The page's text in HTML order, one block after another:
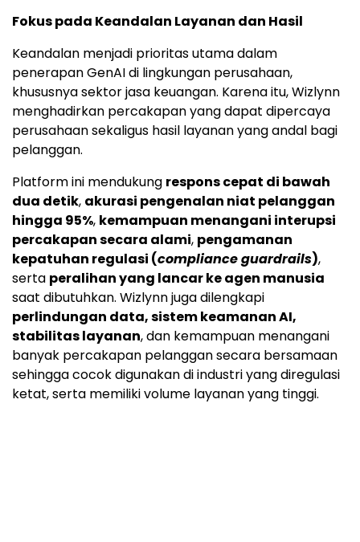
Fokus pada Keandalan Layanan dan Hasil
Keandalan menjadi prioritas utama dalam
penerapan GenAI di lingkungan perusahaan,
khususnya sektor jasa keuangan. Karena itu, Wizlynn
menghadirkan percakapan yang dapat dipercaya
perusahaan sekaligus hasil layanan yang andal bagi
pelanggan.
Platform ini mendukung respons cepat di bawah
dua detik, akurasi pengenalan niat pelanggan
hingga 95%, kemampuan menangani interupsi
percakapan secara alami, pengamanan
kepatuhan regulasi (compliance guardrails),
serta peralihan yang lancar ke agen manusia
saat dibutuhkan. Wizlynn juga dilengkapi
perlindungan data, sistem keamanan AI,
stabilitas layanan, dan kemampuan menangani
banyak percakapan pelanggan secara bersamaan
sehingga cocok digunakan di industri yang diregulasi
ketat, serta memiliki volume layanan yang tinggi.